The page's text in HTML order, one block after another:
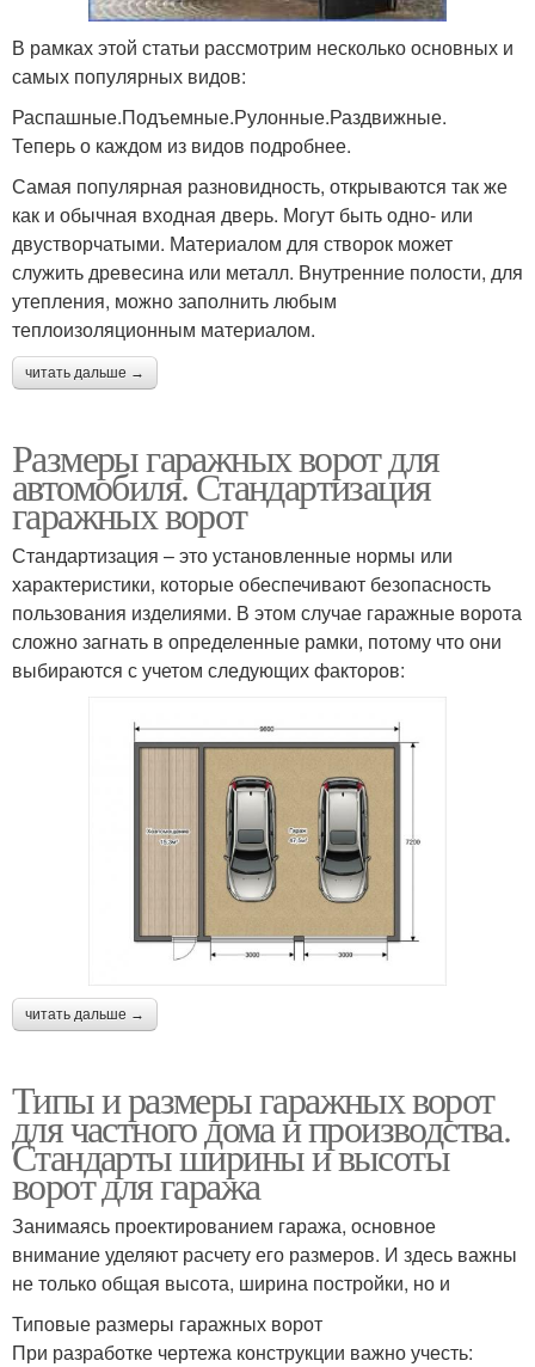
В рамках этой статьи рассмотрим несколько основных и
самых популярных видов:
Распашные.Подъемные.Рулонные.Раздвижные.
Теперь о каждом из видов подробнее.
Самая популярная разновидность, открываются так же
как и обычная входная дверь. Могут быть одно- или
двустворчатыми. Материалом для створок может
служить древесина или металл. Внутренние полости, для
утепления, можно заполнить любым
теплоизоляционным материалом.
читать дальше →
Размеры гаражных ворот для
автомобиля. Стандартизация
гаражных ворот
Стандартизация – это установленные нормы или
характеристики, которые обеспечивают безопасность
пользования изделиями. В этом случае гаражные ворота
сложно загнать в определенные рамки, потому что они
выбираются с учетом следующих факторов:
читать дальше →
Типы и размеры гаражных ворот
для частного дома и производства.
Стандарты ширины и высоты
ворот для гаража
Занимаясь проектированием гаража, основное
внимание уделяют расчету его размеров. И здесь важны
не только общая высота, ширина постройки, но и
Типовые размеры гаражных ворот
При разработке чертежа конструкции важно учесть: